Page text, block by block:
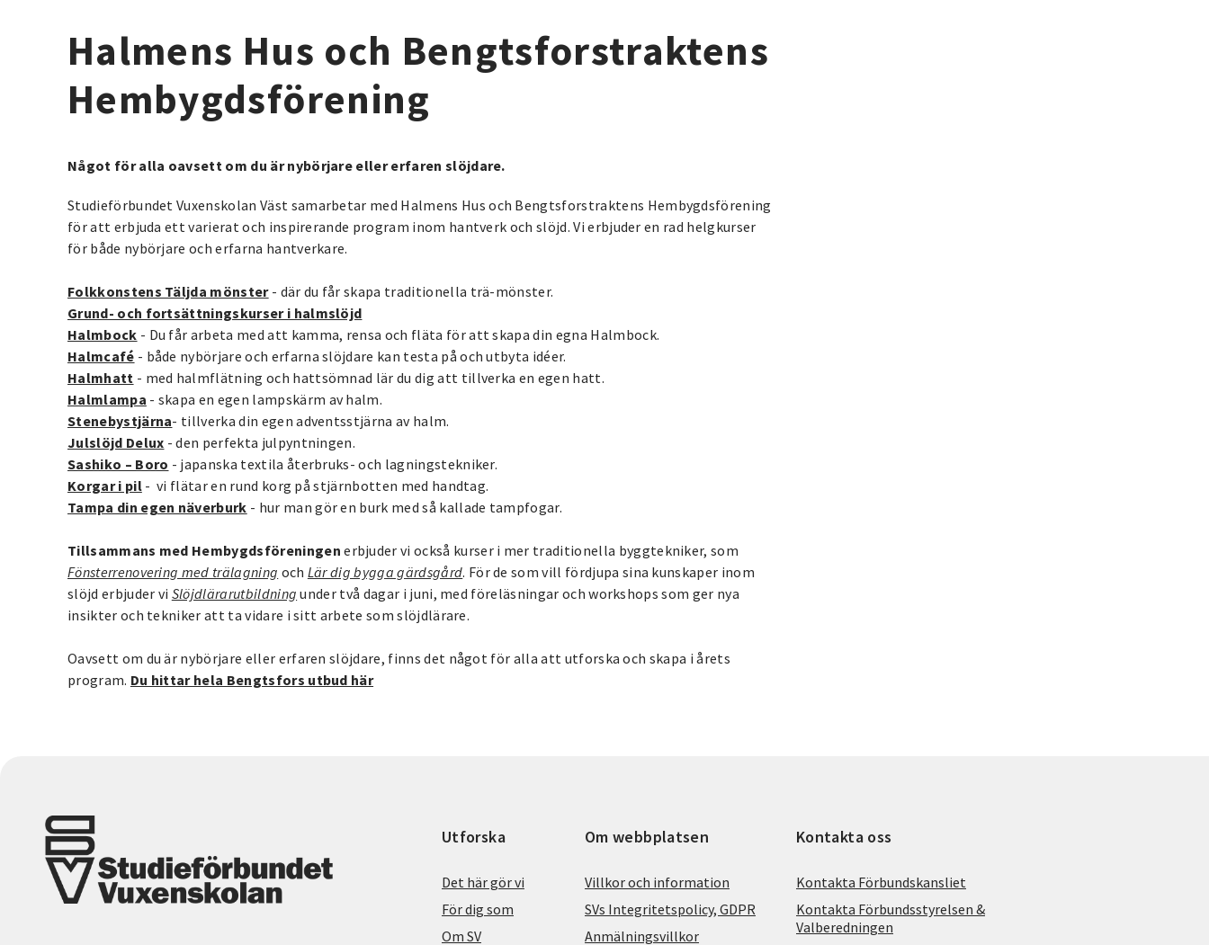
Halmens Hus och Bengtsforstraktens
Hembygdsförening
Något för alla oavsett om du är nybörjare eller erfaren slöjdare.
Studieförbundet Vuxenskolan Väst samarbetar med Halmens Hus och Bengtsforstraktens Hembygdsförening
för att erbjuda ett varierat och inspirerande program inom hantverk och slöjd. Vi erbjuder en rad helgkurser
för både nybörjare och erfarna hantverkare.
Folkkonstens Täljda mönster- där du får skapa traditionella trä-mönster.
Grund- och fortsättningskurser i halmslöjd
Halmbock - Du får arbeta med att kamma, rensa och fläta för att skapa din egna Halmbock.
Halmcafé - både nybörjare och erfarna slöjdare kan testa på och utbyta idéer.
Halmhatt - med halmflätning och hattsömnad lär du dig att tillverka en egen hatt.
Halmlampa - skapa en egen lampskärm av halm.
Stenebystjärna- tillverka din egen adventsstjärna av halm.
Julslöjd Delux - den perfekta julpyntningen.
Sashiko – Boro - japanska textila återbruks- och lagningstekniker.
Korgar i pil- vi flätar en rund korg på stjärnbotten med handtag.
Tampa din egen näverburk - hur man gör en burk med så kallade tampfogar.
Tillsammans med Hembygdsföreningen erbjuder vi också kurser i mer traditionella byggtekniker, som
Fönsterrenovering med trälagning och Lär dig bygga gärdsgård. För de som vill fördjupa sina kunskaper inom
slöjd erbjuder vi Slöjdlärarutbildning under två dagar i juni, med föreläsningar och workshops som ger nya
insikter och tekniker att ta vidare i sitt arbete som slöjdlärare.
Oavsett om du är nybörjare eller erfaren slöjdare, finns det något för alla att utforska och skapa i årets
program. Du hittar hela Bengtsfors utbud här
Utforska
Det här gör vi
För dig som
Om SV
Om webbplatsen
Villkor och information
SVs Integritetspolicy, GDPR
Anmälningsvillkor
Kontakta oss
Kontakta Förbundskansliet
Kontakta Förbundsstyrelsen &
Valberedningen